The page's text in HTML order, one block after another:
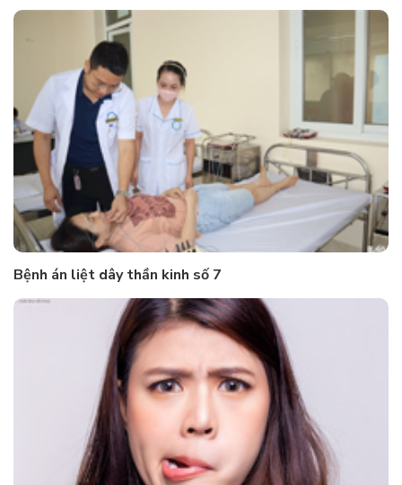
Bệnh án liệt dây thần kinh số 7